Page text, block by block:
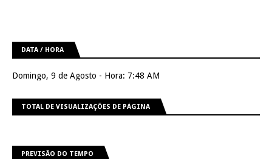
DATA / HORA
Domingo, 9 de Agosto - Hora: 7:48 AM
TOTAL DE VISUALIZAÇÕES DE PÁGINA
PREVISÃO DO TEMPO